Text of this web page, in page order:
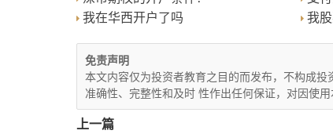
我在华西开户了吗
我股
免责声明
本文内容仅为投资者教育之目的而发布，不构成
准确性、完整性和及时 性作出任何保证，对因使
上一篇